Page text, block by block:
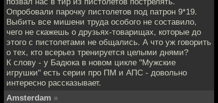
Опробовали парочку пистолетов под патрон 9*19.
Выбить все мишени труда особого не составило,
чего не скажешь о друзьях-товарищах, которые до
этого с пистолетами не общались. А что уж говорить
о тех, кто всерьез тренируется целыми днями?
К слову - у Бадюка в новом цикле "Мужские
игрушки" есть серии про ПМ и АПС - довольно
интересно рассказывает.
Amsterdam »